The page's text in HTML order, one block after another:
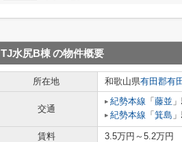
TJ水尻B棟の物件概要
所在地 和歌山県有田郡有
交通
紀勢本線 「 藤並
紀勢本線 「 箕島
賃料 3.5万円～5.2万円